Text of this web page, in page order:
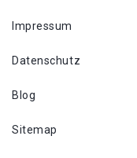
Impressum
Datenschutz
Blog
Sitemap